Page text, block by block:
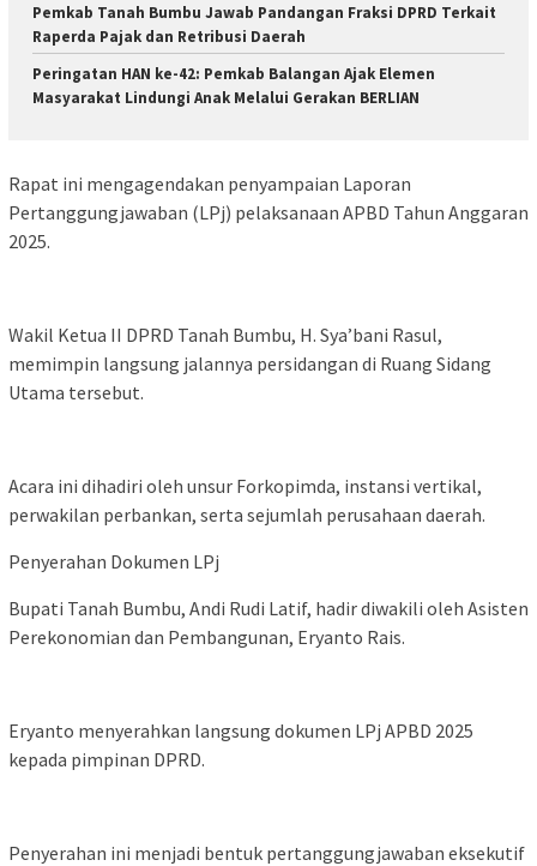
Pemkab Tanah Bumbu Jawab Pandangan Fraksi DPRD Terkait
Raperda Pajak dan Retribusi Daerah
Peringatan HAN ke-42: Pemkab Balangan Ajak Elemen
Masyarakat Lindungi Anak Melalui Gerakan BERLIAN
Rapat ini mengagendakan penyampaian Laporan
Pertanggungjawaban (LPj) pelaksanaan APBD Tahun Anggaran
2025.
Wakil Ketua II DPRD Tanah Bumbu, H. Sya’bani Rasul,
memimpin langsung jalannya persidangan di Ruang Sidang
Utama tersebut.
Acara ini dihadiri oleh unsur Forkopimda, instansi vertikal,
perwakilan perbankan, serta sejumlah perusahaan daerah.
Penyerahan Dokumen LPj
Bupati Tanah Bumbu, Andi Rudi Latif, hadir diwakili oleh Asisten
Perekonomian dan Pembangunan, Eryanto Rais.
Eryanto menyerahkan langsung dokumen LPj APBD 2025
kepada pimpinan DPRD.
Penyerahan ini menjadi bentuk pertanggungjawaban eksekutif